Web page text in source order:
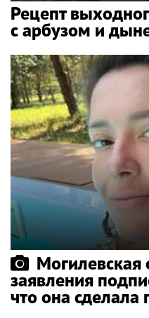
Рецепт
с арбузом и
Могилевская
заявления
что она сделала